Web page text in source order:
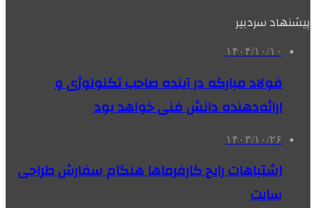
پیشنهاد سردبیر
۱۴۰۴/۱۰/۱۰
فولاد مبارکه در آینده صاحب تکنولوژی و
ارائه‌دهنده دانش فنی خواهد بود
۱۴۰۳/۱۰/۲۶
اشتباهات رایج کارفرماها هنگام سفارش طراحی
سایت